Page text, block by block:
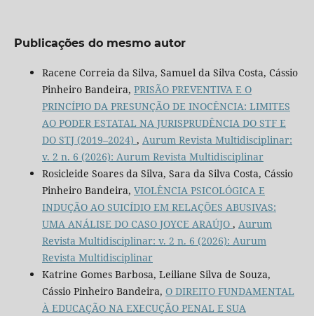
Publicações do mesmo autor
Racene Correia da Silva, Samuel da Silva Costa, Cássio
Pinheiro Bandeira, PRISÃO PREVENTIVA E O
PRINCÍPIO DA PRESUNÇÃO DE INOCÊNCIA: LIMITES
AO PODER ESTATAL NA JURISPRUDÊNCIA DO STF E
DO STJ (2019–2024) , Aurum Revista Multidisciplinar:
v. 2 n. 6 (2026): Aurum Revista Multidisciplinar
Rosicleide Soares da Silva, Sara da Silva Costa, Cássio
Pinheiro Bandeira, VIOLÊNCIA PSICOLÓGICA E
INDUÇÃO AO SUICÍDIO EM RELAÇÕES ABUSIVAS:
UMA ANÁLISE DO CASO JOYCE ARAÚJO , Aurum
Revista Multidisciplinar: v. 2 n. 6 (2026): Aurum
Revista Multidisciplinar
Katrine Gomes Barbosa, Leiliane Silva de Souza,
Cássio Pinheiro Bandeira, O DIREITO FUNDAMENTAL
À EDUCAÇÃO NA EXECUÇÃO PENAL E SUA